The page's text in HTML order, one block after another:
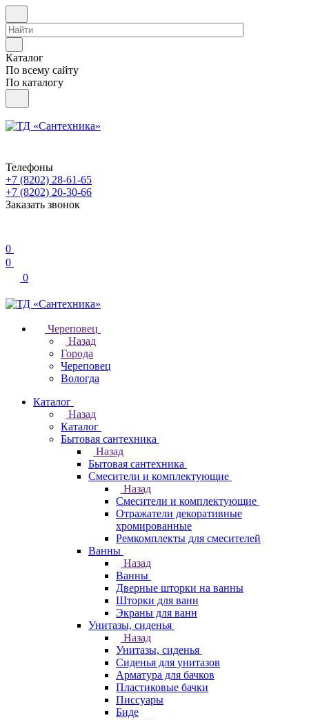
Каталог
По всему сайту
По каталогу
Телефоны
+7 (8202) 28‑61-65
+7 (8202) 20‑30-66
Заказать звонок
0
0
0
Череповец
Назад
Города
Череповец
Вологда
Каталог
Назад
Каталог
Бытовая сантехника
Назад
Бытовая сантехника
Смесители и комплектующие
Назад
Смесители и комплектующие
Отражатели декоративные
хромированные
Ремкомплекты для смесителей
Ванны
Назад
Ванны
Дверные шторки на ванны
Шторки для ванн
Экраны для ванн
Унитазы, сиденья
Назад
Унитазы, сиденья
Сиденья для унитазов
Арматура для бачков
Пластиковые бачки
Писсуары
Биде